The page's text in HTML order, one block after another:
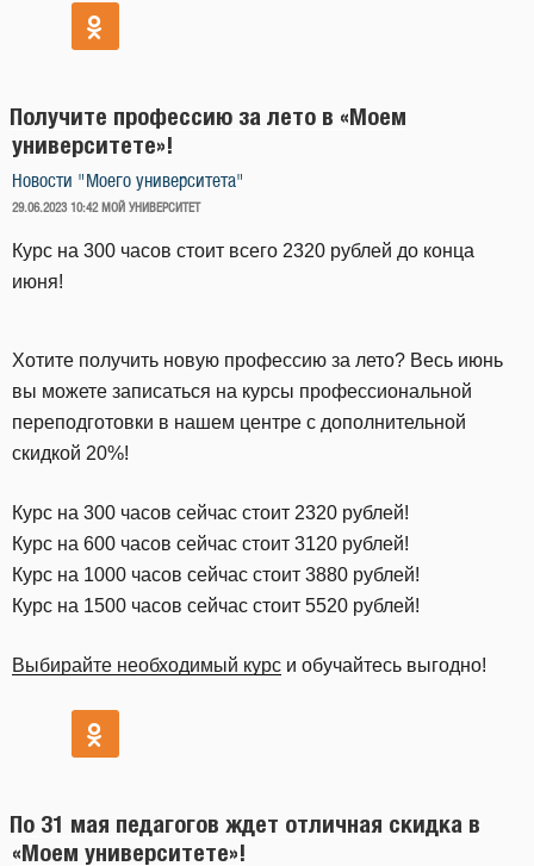
Получите профессию за лето в «Моем
университете»!
Новости "Моего университета"
ОПУБЛИКОВАНО
29.06.2023 10:42 МОЙ УНИВЕРСИТЕТ
Курс на 300 часов стоит всего 2320 рублей до конца
июня!
Хотите получить новую профессию за лето? Весь июнь
вы можете записаться на курсы профессиональной
переподготовки в нашем центре с дополнительной
скидкой 20%!
Курс на 300 часов сейчас стоит 2320 рублей!
Курс на 600 часов сейчас стоит 3120 рублей!
Курс на 1000 часов сейчас стоит 3880 рублей!
Курс на 1500 часов сейчас стоит 5520 рублей!
Выбирайте необходимый курс и обучайтесь выгодно!
По 31 мая педагогов ждет отличная скидка в
«Моем университете»!